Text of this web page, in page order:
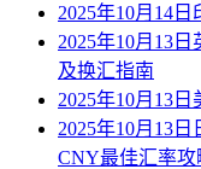
2025年10月14
2025年10月13
及换汇指南
2025年10月13
2025年10月13
CNY最佳汇率攻